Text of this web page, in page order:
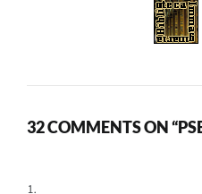
32 COMMENTS ON